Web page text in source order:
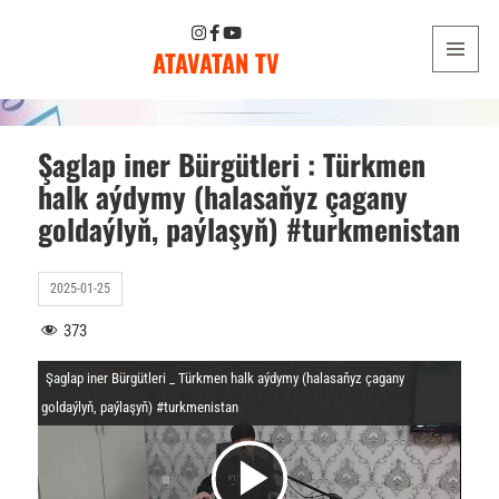
ATAVATAN TV
Şaglap iner Bürgütleri : Türkmen
halk aýdymy (halasaňyz çagany
goldaýlyň, paýlaşyň) #turkmenistan
2025-01-25
373
Şaglap iner Bürgütleri _ Türkmen halk aýdymy (halasaňyz çagany
goldaýlyň, paýlaşyň) #turkmenistan
V